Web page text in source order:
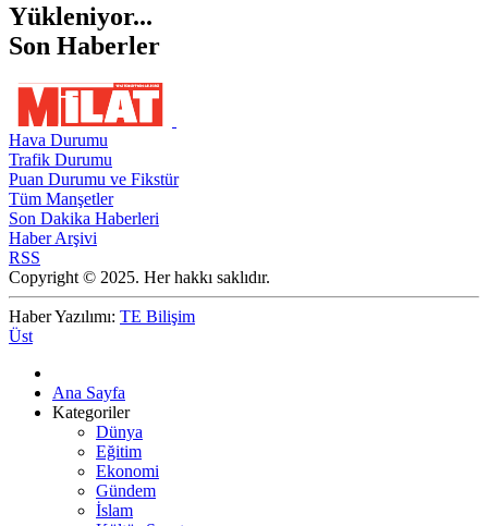
Yükleniyor...
Son Haberler
Hava Durumu
Trafik Durumu
Puan Durumu ve Fikstür
Tüm Manşetler
Son Dakika Haberleri
Haber Arşivi
RSS
Copyright © 2025. Her hakkı saklıdır.
Haber Yazılımı: TE Bilişim
Üst
Ana Sayfa
Kategoriler
Dünya
Eğitim
Ekonomi
Gündem
İslam